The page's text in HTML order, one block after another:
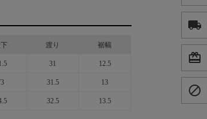
渡り 裾幅
31 12.5
31.5 13
32.5 13.5
local_shipping
card_giftcard
block